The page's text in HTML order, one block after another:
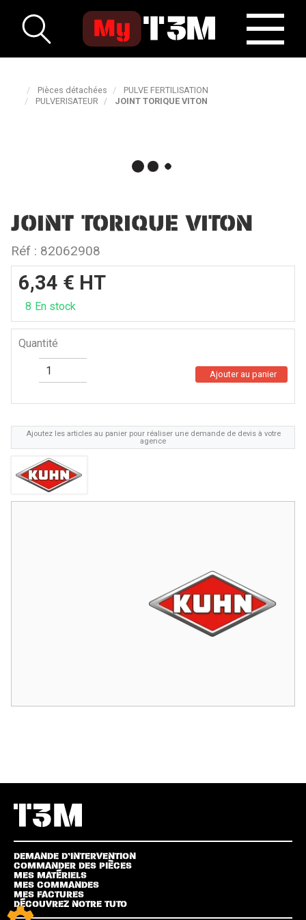
Pièces détachées
PULVE FERTILISATION
PULVERISATEUR
JOINT TORIQUE VITON
JOINT TORIQUE VITON
Réf : 82062908
Ajoutez les articles au panier pour réaliser une demande de devis à votre
agence
6,34 € HT
8 En stock
Quantité
Ajouter au panier
DEMANDE D’INTERVENTION
COMMANDER DES PIÈCES
MES MATÉRIELS
MES COMMANDES
MES FACTURES
DÉCOUVREZ NOTRE TUTO